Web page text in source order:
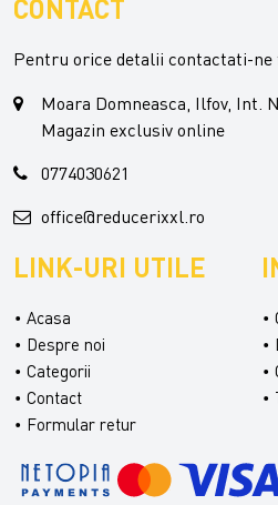
CONTACT
Pentru orice detalii contactati-ne
Moara Domneasca, Ilfov, Int.
Magazin exclusiv online
0774030621
office@reducerixxl.ro
LINK-URI UTILE
Acasa
Despre noi
Categorii
Contact
Formular retur